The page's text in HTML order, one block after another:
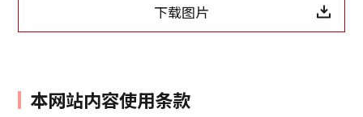
下载图片
本网站内容使用条款